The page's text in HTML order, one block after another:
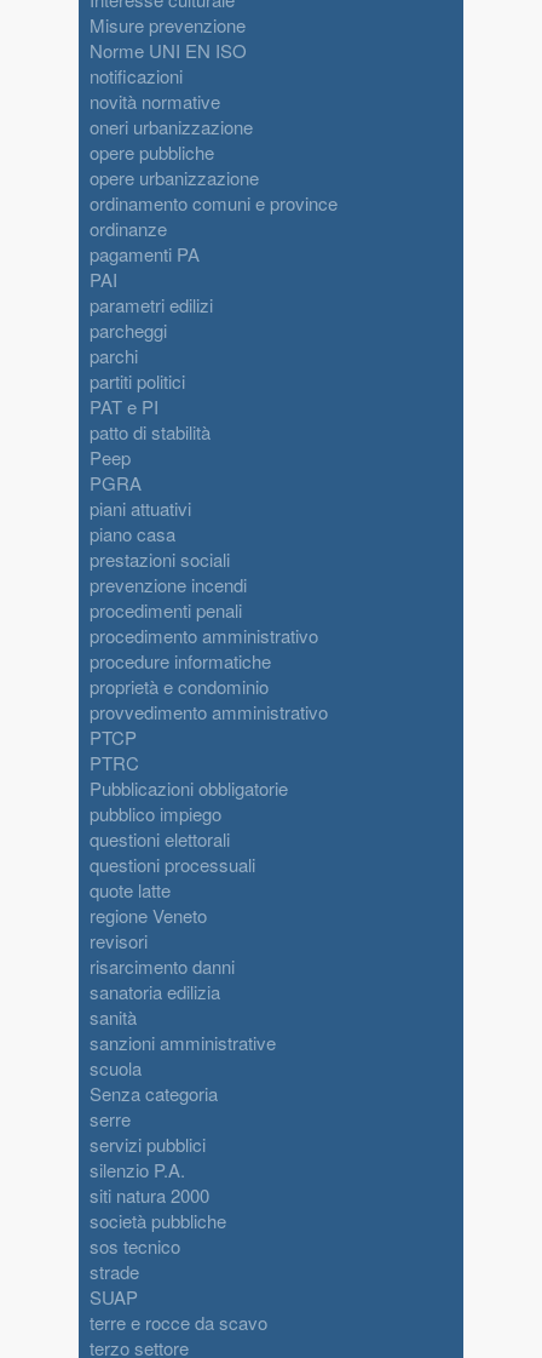
Misure prevenzione
Norme UNI EN ISO
notificazioni
novità normative
oneri urbanizzazione
opere pubbliche
opere urbanizzazione
ordinamento comuni e province
ordinanze
pagamenti PA
PAI
parametri edilizi
parcheggi
parchi
partiti politici
PAT e PI
patto di stabilità
Peep
PGRA
piani attuativi
piano casa
prestazioni sociali
prevenzione incendi
procedimenti penali
procedimento amministrativo
procedure informatiche
proprietà e condominio
provvedimento amministrativo
PTCP
PTRC
Pubblicazioni obbligatorie
pubblico impiego
questioni elettorali
questioni processuali
quote latte
regione Veneto
revisori
risarcimento danni
sanatoria edilizia
sanità
sanzioni amministrative
scuola
Senza categoria
serre
servizi pubblici
silenzio P.A.
siti natura 2000
società pubbliche
sos tecnico
strade
SUAP
terre e rocce da scavo
terzo settore